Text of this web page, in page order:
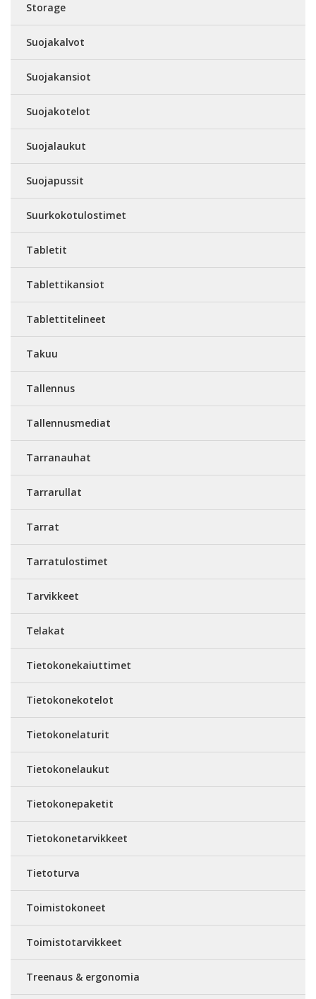
Storage
Suojakalvot
Suojakansiot
Suojakotelot
Suojalaukut
Suojapussit
Suurkokotulostimet
Tabletit
Tablettikansiot
Tablettitelineet
Takuu
Tallennus
Tallennusmediat
Tarranauhat
Tarrarullat
Tarrat
Tarratulostimet
Tarvikkeet
Telakat
Tietokonekaiuttimet
Tietokonekotelot
Tietokonelaturit
Tietokonelaukut
Tietokonepaketit
Tietokonetarvikkeet
Tietoturva
Toimistokoneet
Toimistotarvikkeet
Treenaus & ergonomia